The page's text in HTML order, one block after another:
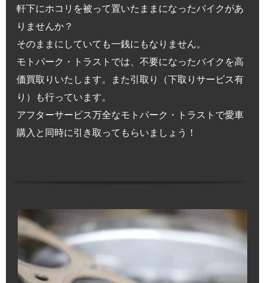
軒下にホコリを被って置いたままになったバイクがあ
りませんか？
そのままにしていても一銭にもなりません。
モトパーク・トラストでは、不要になったバイクを高
価買取りいたします。また引取り（下取りサービス有
り）も行っています。
アフターサービス万全なモトパーク・トラストで愛車
購入と同時に引き取ってもらいましょう！